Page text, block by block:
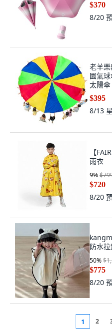
$370
8/20
老羊
園氣
太陽
$395
8/13
【
雨衣
9%
$720
8/20
防水
50%
$775
8/20
1 2